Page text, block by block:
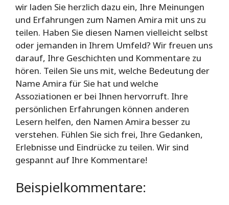
wir laden Sie herzlich dazu ein, Ihre Meinungen
und Erfahrungen zum Namen Amira mit uns zu
teilen. Haben Sie diesen Namen vielleicht selbst
oder jemanden in Ihrem Umfeld? Wir freuen uns
darauf, Ihre Geschichten und Kommentare zu
hören. Teilen Sie uns mit, welche Bedeutung der
Name Amira für Sie hat und welche
Assoziationen er bei Ihnen hervorruft. Ihre
persönlichen Erfahrungen können anderen
Lesern helfen, den Namen Amira besser zu
verstehen. Fühlen Sie sich frei, Ihre Gedanken,
Erlebnisse und Eindrücke zu teilen. Wir sind
gespannt auf Ihre Kommentare!
Beispielkommentare: